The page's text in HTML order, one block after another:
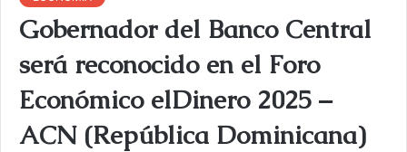
Gobernador del Banco Central
será reconocido en el Foro
Económico elDinero 2025 –
ACN (República Dominicana)